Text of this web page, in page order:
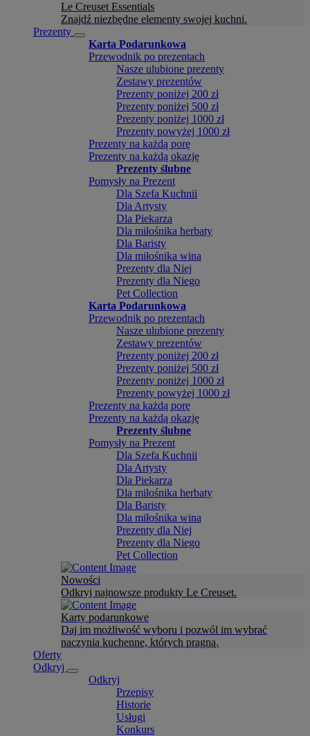
Le Creuset Essentials
Znajdź niezbędne elementy swojej kuchni.
Prezenty
Karta Podarunkowa
Przewodnik po prezentach
Nasze ulubione prezenty
Zestawy prezentów
Prezenty poniżej 200 zł
Prezenty poniżej 500 zł
Prezenty poniżej 1000 zł
Prezenty powyżej 1000 zł
Prezenty na każdą porę
Prezenty na każdą okazję
Prezenty ślubne
Pomysły na Prezent
Dla Szefa Kuchnii
Dla Artysty
Dla Piekarza
Dla miłośnika herbaty
Dla Baristy
Dla miłośnika wina
Prezenty dla Niej
Prezenty dla Niego
Pet Collection
Karta Podarunkowa
Przewodnik po prezentach
Nasze ulubione prezenty
Zestawy prezentów
Prezenty poniżej 200 zł
Prezenty poniżej 500 zł
Prezenty poniżej 1000 zł
Prezenty powyżej 1000 zł
Prezenty na każdą porę
Prezenty na każdą okazję
Prezenty ślubne
Pomysły na Prezent
Dla Szefa Kuchnii
Dla Artysty
Dla Piekarza
Dla miłośnika herbaty
Dla Baristy
Dla miłośnika wina
Prezenty dla Niej
Prezenty dla Niego
Pet Collection
Nowości
Odkryj najnowsze produkty Le Creuset.
Karty podarunkowe
Daj im możliwość wyboru i pozwól im wybrać
naczynia kuchenne, których pragną.
Oferty
Odkryj
Odkryj
Przepisy
Historie
Usługi
Konkurs